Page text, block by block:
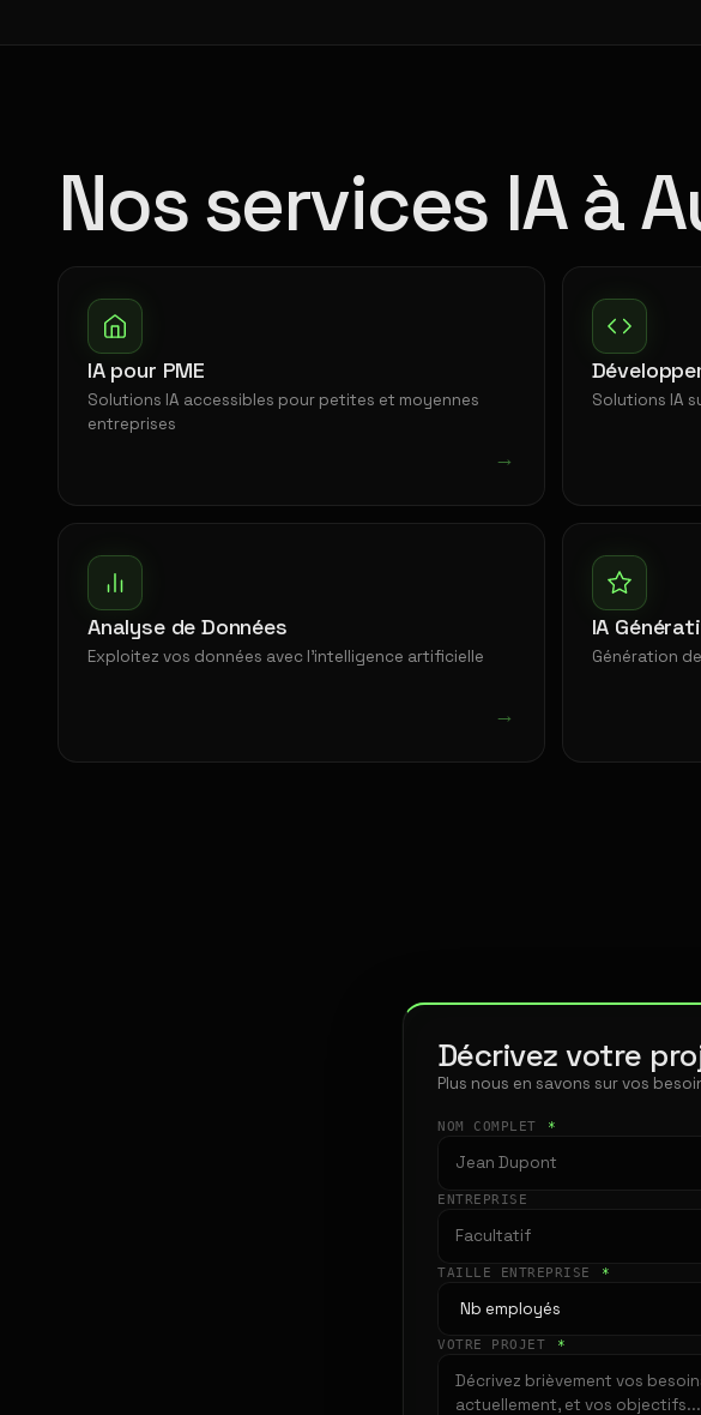
Nos services IA à
IA pour PME
Solutions IA accessibles pour petites et moyennes
entreprises
→
Solutions IA
Analyse de Données
Exploitez vos données avec l'intelligence artificielle
→
IA
Génération
Décrivez votre
Plus nous en savons sur vos
NOM COMPLET *
ENTREPRISE
TAILLE ENTREPRISE *
VOTRE PROJET *